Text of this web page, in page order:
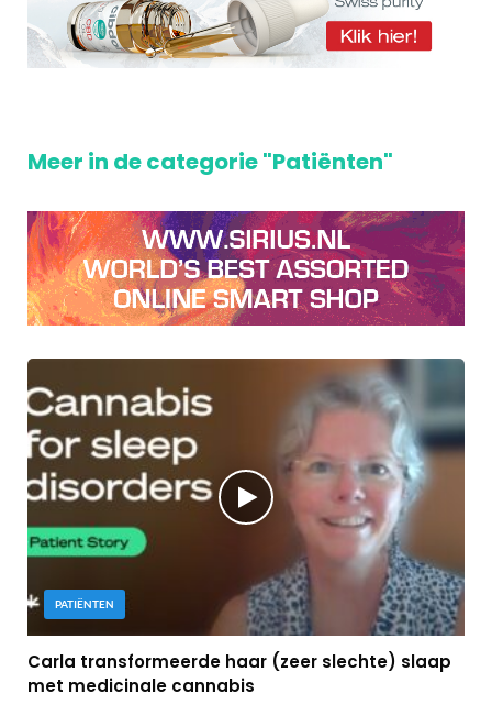
Meer in de categorie "Patiënten"
PATIËNTEN
Carla transformeerde haar (zeer slechte) slaap
met medicinale cannabis